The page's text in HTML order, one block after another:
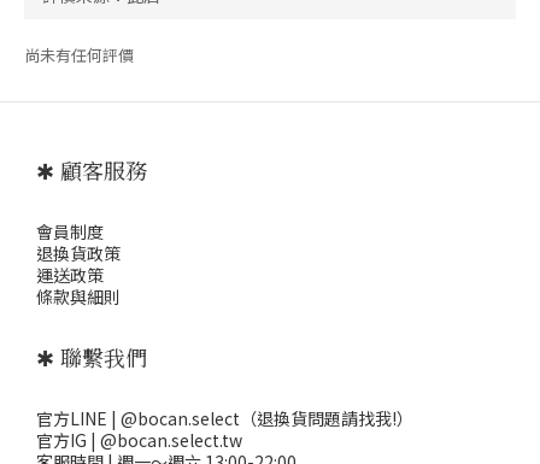
尚未有任何評價
✱ 顧客服務
會員制度
退換貨政策
運送政策
條款與細則
✱ 聯繫我們
官方LINE | @bocan.select（退換貨問題請找我!）
官方IG | @bocan.select.tw